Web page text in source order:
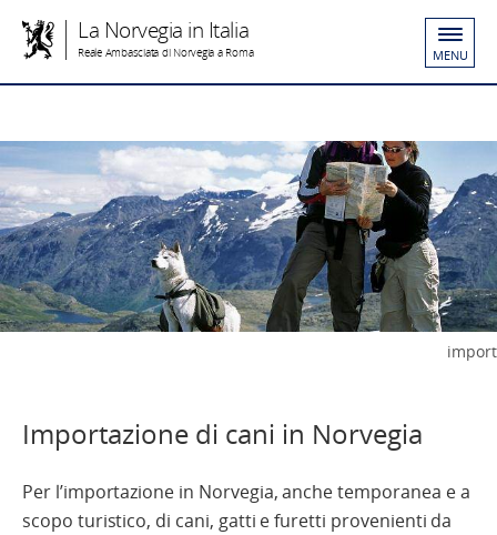
La Norvegia in Italia
Reale Ambasciata di Norvegia a Roma MENU
import
Importazione di cani in Norvegia
Per l’importazione in Norvegia, anche temporanea e a
scopo turistico, di cani, gatti e furetti provenienti da